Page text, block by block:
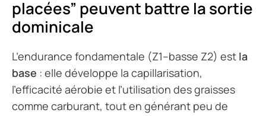
placées” peuvent battre la sortie
dominicale
L’endurance fondamentale (Z1–basse Z2) est la
base : elle développe la capillarisation,
l’efficacité aérobie et l’utilisation des graisses
comme carburant, tout en générant peu de